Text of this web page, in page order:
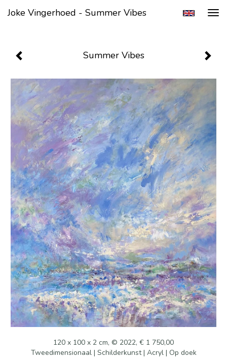
Joke Vingerhoed - Summer Vibes
Summer Vibes
120 x 100 x 2 cm, © 2022, € 1 750,00
Tweedimensionaal | Schilderkunst | Acryl | Op doek